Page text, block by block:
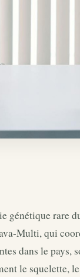
génétique rare
Multi, qui
dans le pays,
le squelette,